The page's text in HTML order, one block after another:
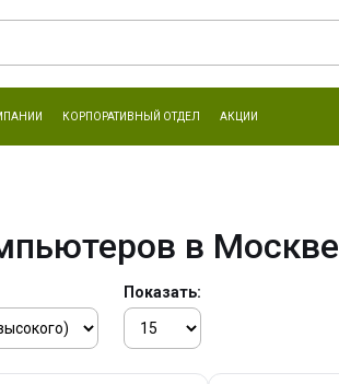
КОРПОРАТИВНЫЙ ОТДЕЛ АКЦИИ
в Москве
Показать: